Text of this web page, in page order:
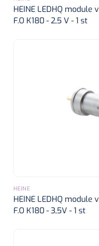
HEINE LEDHQ module
F.O K180 - 2,5 V - 1 st
HEINE
HEINE LEDHQ module
F.O K180 - 3,5V - 1 st